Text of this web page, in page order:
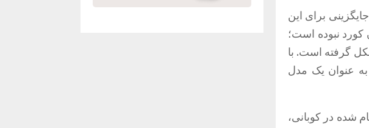
جایگزینی برای این
کورد نبوده است؛
شکل گرفته است. با
به عنوان یک مدل
شده در کوبانی،